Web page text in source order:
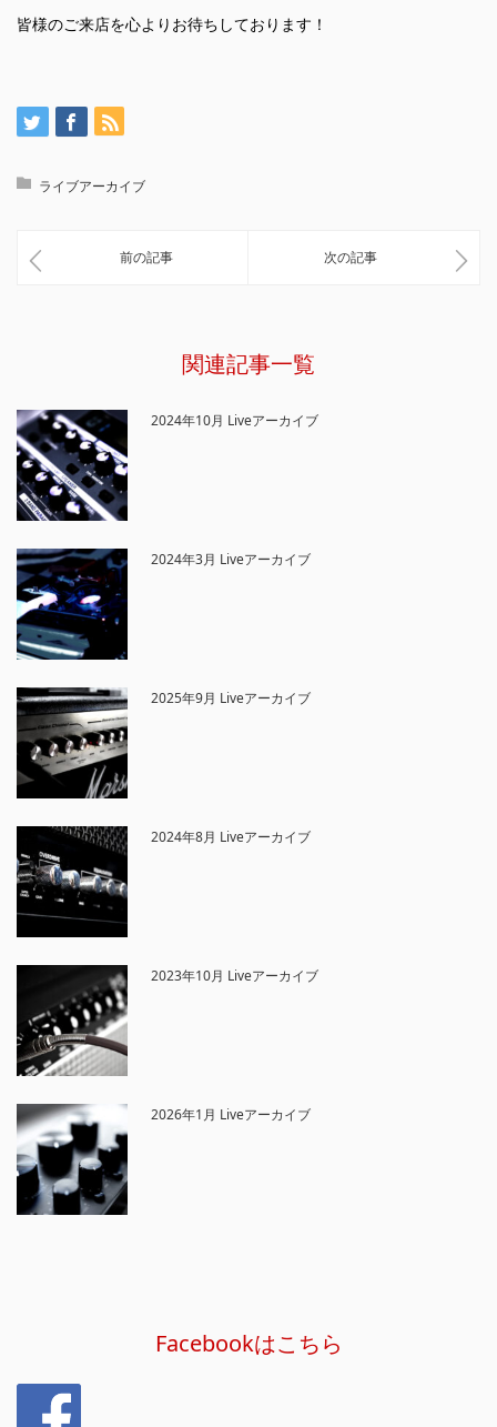
皆様のご来店を心よりお待ちしております！
ライブアーカイブ
前の記事 次の記事
関連記事一覧
2024年10月 Liveアーカイブ
2024年3月 Liveアーカイブ
2025年9月 Liveアーカイブ
2024年8月 Liveアーカイブ
2023年10月 Liveアーカイブ
2026年1月 Liveアーカイブ
Facebookはこちら